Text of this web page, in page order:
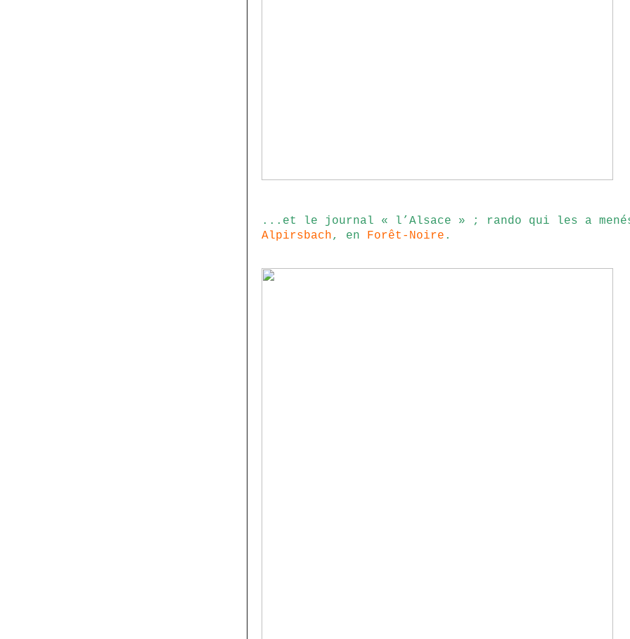
...et le journal « l’Alsace » ; rando qui les a
Alpirsbach, en Forêt-Noire .